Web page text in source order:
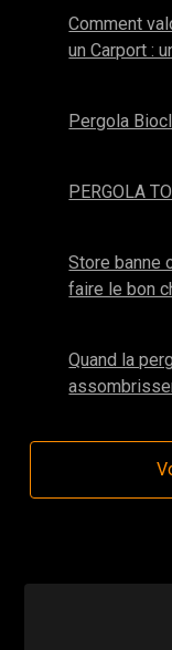
Comment
un Carport :
Pergola
PERGOLA
Store banne
faire le bon
Quand la